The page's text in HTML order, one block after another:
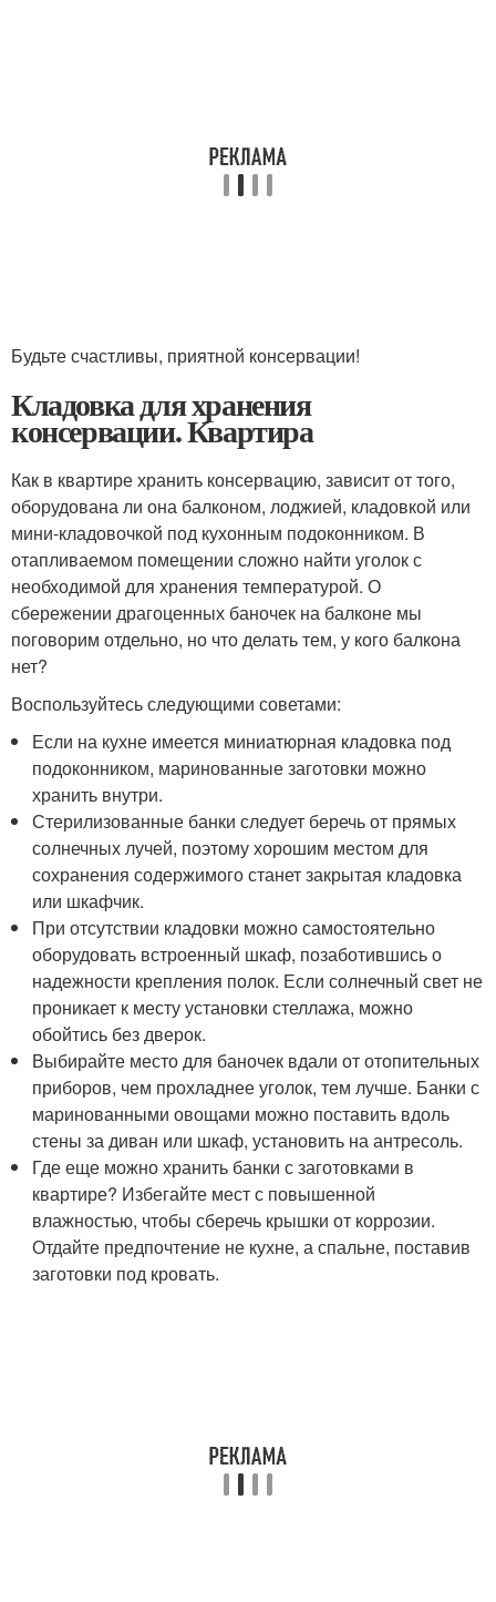
Будьте счастливы, приятной консервации!
Кладовка для хранения
консервации. Квартира
Как в квартире хранить консервацию, зависит от того,
оборудована ли она балконом, лоджией, кладовкой или
мини-кладовочкой под кухонным подоконником. В
отапливаемом помещении сложно найти уголок с
необходимой для хранения температурой. О
сбережении драгоценных баночек на балконе мы
поговорим отдельно, но что делать тем, у кого балкона
нет?
Воспользуйтесь следующими советами:
Если на кухне имеется миниатюрная кладовка под
подоконником, маринованные заготовки можно
хранить внутри.
Стерилизованные банки следует беречь от прямых
солнечных лучей, поэтому хорошим местом для
сохранения содержимого станет закрытая кладовка
или шкафчик.
При отсутствии кладовки можно самостоятельно
оборудовать встроенный шкаф, позаботившись о
надежности крепления полок. Если солнечный свет не
проникает к месту установки стеллажа, можно
обойтись без дверок.
Выбирайте место для баночек вдали от отопительных
приборов, чем прохладнее уголок, тем лучше. Банки с
маринованными овощами можно поставить вдоль
стены за диван или шкаф, установить на антресоль.
Где еще можно хранить банки с заготовками в
квартире? Избегайте мест с повышенной
влажностью, чтобы сберечь крышки от коррозии.
Отдайте предпочтение не кухне, а спальне, поставив
заготовки под кровать.